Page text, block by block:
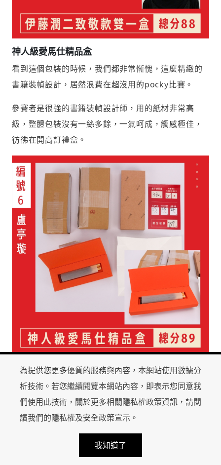
神人級愛馬仕精品盒
看到這個包裝的時候，我們都非常慚愧，這麼精緻的
書籍裝幀設計，居然浪費在超沒用的pocky比賽。
參賽者是很強的書籍裝幀設計師，用的紙材非常高
級，整體包裝沒有一絲多餘，一氣呵成，觸感極佳，
彷彿在開高訂禮盒。
一體成型瑞士巧克力盒
如果你能懂他高明的地方，大概也是對包裝設計有研
究的行家。 沒用膠沒用拼接沒用緩衝，僅用一張紙就
把4根pocky包起來，是個狠人啊，據說製作者是資深
為提供您更多優質的服務與內容，本網站使用數據分
析技術。若您繼續閱覽本網站內容，即表示您同意我
們使用此技術，關於更多相關隱私權政策資訊，請閱
讀我們的隱私權及安全政策宣示 。
我知道了